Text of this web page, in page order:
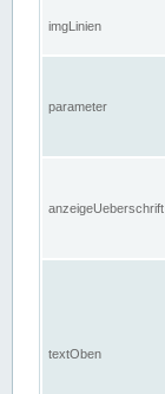
imgLinien
parameter
anzeigeUeberschrift
textOben